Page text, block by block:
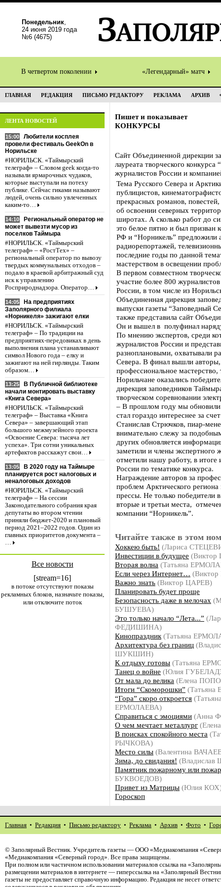
Понедельник,
24 июня 2019 года
№6 (4675)
В четвертом поколении «Легендарный» матч
ГЛАВНАЯ РЕДАКЦИЯ ПИСЬМО РЕДАКТОРУ РЕКЛАМА АРХИВ
ЛЕНТА НОВОСТЕЙ
15:00
Любители косплея
провели фестиваль GeekOn в
Норильске
#НОРИЛЬСК. «Таймырский
телеграф» – Словом geek когда-то
называли ярмарочных чудаков,
которые выступали на потеху
публике. Сейчас гиками называют
людей, очень сильно увлеченных
каким-то…
14:10
Региональный оператор не
может вывезти мусор из
поселков Таймыра
#НОРИЛЬСК. «Таймырский
телеграф» – «РостТех» –
региональный оператор по вывозу
твердых коммунальных отходов –
подало в краевой арбитражный суд
иск к управлению
Росприроднадзора. Оператор…
14:05
На предприятиях
Заполярного филиала
«Норникеля» зажигают елки
#НОРИЛЬСК. «Таймырский
телеграф» – По традиции на
предприятиях-передовиках в день
выполнения плана устанавливают
символ Нового года – елку и
зажигают на ней гирлянды. Таким
образом…
13:25
В Публичной библиотеке
начали монтировать выставку
«Книга Севера»
#НОРИЛЬСК. «Таймырский
телеграф» – Выставка «Книга
Севера» – завершающий этап
большого межмузейного проекта
«Освоение Севера: тысяча лет
успеха». Три сотни уникальных
артефактов расскажут свои…
13:05
В 2020 году на Таймыре
планируется рост налоговых и
неналоговых доходов
#НОРИЛЬСК. «Таймырский
телеграф» – На сессии
Законодательного собрания края
депутаты во втором чтении
приняли бюджет-2020 и плановый
период 2021–2022 годов. Один из
главных приоритетов документа –
…
Все новости
[stream=16]
в потоке отсутствуют показы
рекламных блоков, назначьте показы,
или отключите поток
Пишет и показывает
КОНКУРСЫ
Сайт Объединенной дирекции
лауреата творческого
журналистов России и
Тема Русского Севера и
публицистов,
прекрасных романов,
об освоении северных
широтах. А сколько работ до
это белое пятно и был призван
РФ и “Норникель” предложили
радиорепортажей,
последние годы по данной
мастерством в освещении
В первом совместном
участие более 800
России, в том числе из
Объединенная дирекция
выпуски газеты “Заповедный
также представила сайт
Он и вышел в полуфинал
По мнению экспертов, среди
журналистов России и
разноплановыми, охватывали
Севера. В финал вышли
профессиональное
Норильчане оказались
дирекция заповедников
творческом соревновании
– В прошлом году мы обновили
стал гораздо интереснее за
Станислав Стрючков, пиар-
внимательно слежу за
других обновляется
заметили и члены
отметили нашу работу, в
России по тематике конкурса.
Награждение авторов за
проблем Арктического
прессы. Не только победители
вторые и третьи места,
компании “Норникель”.
Читайте также в этом
Хоккею быть! (Лариса
Инвестиции в будущее
Вторая волна (Татьяна
Если через Интернет…
Важно знать (Виктор ЦАРЕВ)
Планировать будет проще
Безопасность даже в мелочах
БУШУЕВА)
Это только начало “Лета...”
ФЕДИШИНА)
Кинопраздник (Татьяна
Архитектура без границ
ШУКШИН)
К отдыху готовы (Татьяна
Танец о войне (Юлия
От мала до велика (Елена
Итоги “Скоморошки”
“Гора” скоро откроется
ЕРМОЛАЕВА)
Справиться с эмоциями (Анна
О чем мечтает металлург
В поисках спокойного места
РЫЧКОВА)
Место силы (Валентина
Зима, до свидания!
Памятник пожарному или
БУКВОЕДОВ)
Привет из Матрицы (Юлия
Гороскоп
Главная • Редакция • Письмо редактору • Реклама • Архив • Фото •
© Заполярный Вестник. Учредитель газеты — ООО «Медиакомпания
«Медиакомпания «Северный город». Все права защищены.
При полном или частичном использовании материалов ссылка на
размещении материалов в интернете — гиперссылка на «Заполярный
газеты не предоставляет справочную информацию. Редакция не несет